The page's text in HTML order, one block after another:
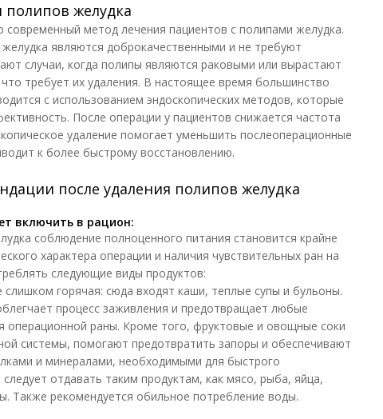
полипов желудка
современный метод лечения пациентов с полипами желудка.
являются доброкачественными и не требуют
случаи, когда полипы являются раковыми или вырастают
требует их удаления. В настоящее время большинство
с использованием эндоскопических методов, которые
После операции у пациентов снижается частота
удаление помогает уменьшить послеоперационные
к более быстрому восстановлению.
после удаления полипов желудка
включить в рацион:
соблюдение полноценного питания становится крайне
характера операции и наличия чувствительных ран на
следующие виды продуктов:
горячая: сюда входят каши, теплые супы и бульоны.
процесс заживления и предотвращает любые
операционной раны. Кроме того, фруктовые и овощные соки
системы, помогают предотвратить запоры и обеспечивают
и минералами, необходимыми для быстрого
отдавать таким продуктам, как мясо, рыба, яйца,
Также рекомендуется обильное потребление воды.